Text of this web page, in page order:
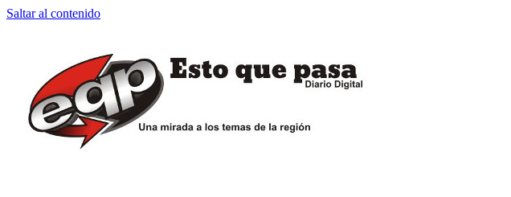
Saltar al contenido